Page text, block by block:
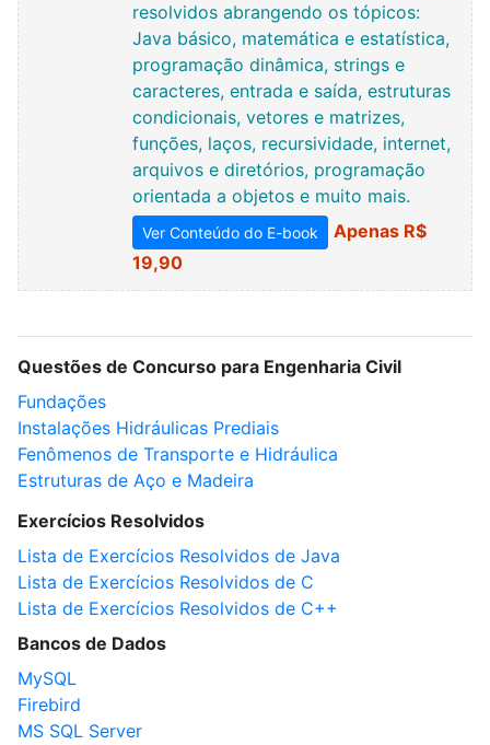
resolvidos abrangendo os tópicos:
Java básico, matemática e estatística,
programação dinâmica, strings e
caracteres, entrada e saída, estruturas
condicionais, vetores e matrizes,
funções, laços, recursividade, internet,
arquivos e diretórios, programação
orientada a objetos e muito mais.
Ver Conteúdo do E-book
Apenas R$
19,90
Questões de Concurso para Engenharia Civil
Fundações
Instalações Hidráulicas Prediais
Fenômenos de Transporte e Hidráulica
Estruturas de Aço e Madeira
Exercícios Resolvidos
Lista de Exercícios Resolvidos de Java
Lista de Exercícios Resolvidos de C
Lista de Exercícios Resolvidos de C++
Bancos de Dados
MySQL
Firebird
MS SQL Server